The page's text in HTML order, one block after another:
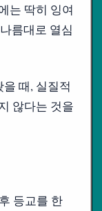
는 딱히 잉여
름대로 열심
때, 실질적
않다는 것을
등교를 한